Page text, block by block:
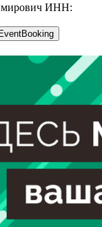
ИНН: